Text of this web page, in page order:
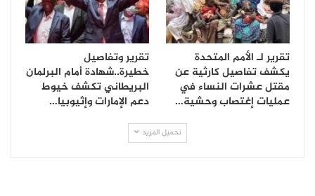
تقرير لـ الأمم المتحدة
يكشف تفاصيل كارثية عن
مقتل عشرات النساء في
عمليات إغتصاب وحشية…
تقرير وتفاصيل
خطيرة..شهادة أمام البرلمان
البريطاني تكشف خيوط
دعم الإمارات وإثيوبيا…
تحميل المزيد